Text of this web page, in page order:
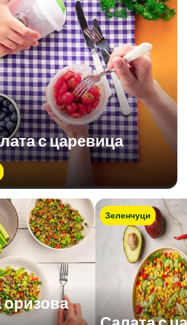
с царевица
оризова
Зеленчуци